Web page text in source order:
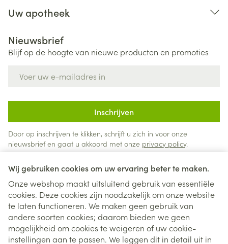
Wij gebruiken cookies om uw ervaring beter te maken.
Onze webshop maakt uitsluitend gebruik van essentiële
cookies. Deze cookies zijn noodzakelijk om onze website
te laten functioneren. We maken geen gebruik van
andere soorten cookies; daarom bieden we geen
mogelijkheid om cookies te weigeren of uw cookie-
instellingen aan te passen. We leggen dit in detail uit in
Uw apotheek
Nieuwsbrief
Blijf op de hoogte van nieuwe producten en promoties
Inschrijven
Door op inschrijven te klikken, schrijft u zich in voor onze
nieuwsbrief en gaat u akkoord met onze privacy policy.